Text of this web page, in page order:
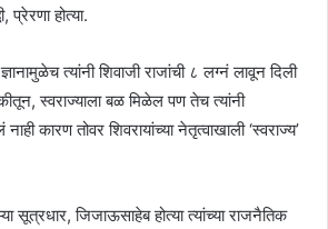
प्रेरणा होत्या.
त्यांनी शिवाजी राजांची ८ लग्नं लावून दिली
स्वराज्याला बळ मिळेल पण तेच त्यांनी
कारण तोवर शिवरायांच्या नेतृत्वाखाली ‘स्वराज्य’
सूत्रधार, जिजाऊसाहेब होत्या त्यांच्या राजनैतिक